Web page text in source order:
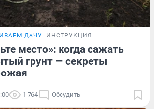
ДАЧУ ИНСТРУКЦИЯ
место»: когда сажать
грунт — секреты
1 764 Обсудить